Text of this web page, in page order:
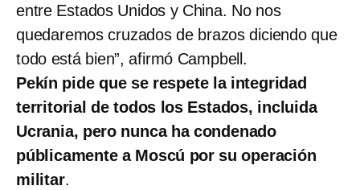
entre Estados Unidos y China. No nos
quedaremos cruzados de brazos diciendo que
todo está bien”, afirmó Campbell.
Pekín pide que se respete la integridad
territorial de todos los Estados, incluida
Ucrania, pero nunca ha condenado
públicamente a Moscú por su operación
militar.